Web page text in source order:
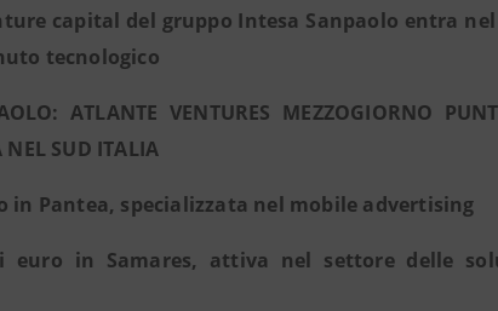
capital del gruppo Intesa Sanpaolo entra
tecnologico
ATLANTE VENTURES MEZZOGIORNO
NEL SUD ITALIA
in Pantea, specializzata nel mobile advertising
in Samares, attiva nel settore delle